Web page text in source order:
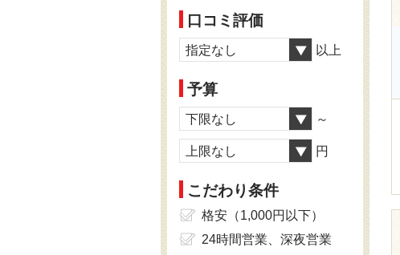
口コミ評価
指定なし 以上
予算
下限なし ～
上限なし 円
こだわり条件
格安（1,000円以下）
24時間営業、深夜営業